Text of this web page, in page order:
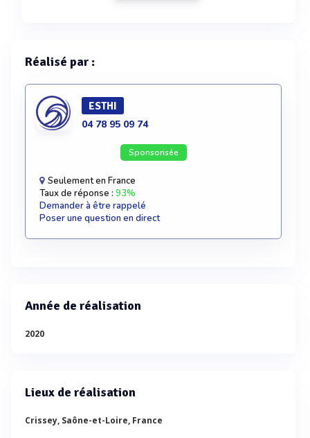
Réalisé par :
ESTHI
04 78 95 09 74
Sponsorisée
Seulement en France
Taux de réponse : 93%
Demander à être rappelé
Poser une question en direct
Année de réalisation
2020
Lieux de réalisation
Crissey, Saône-et-Loire, France